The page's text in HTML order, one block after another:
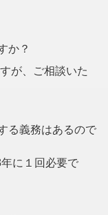
か？
が、ご相談いた
る義務はあるので
に１回必要で